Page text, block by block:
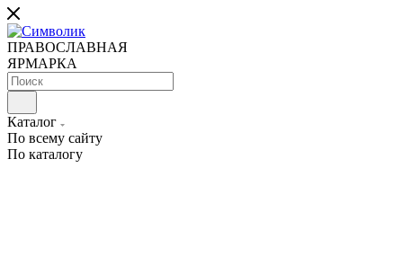
ПРАВОСЛАВНАЯ
ЯРМАРКА
Каталог
По всему сайту
По каталогу